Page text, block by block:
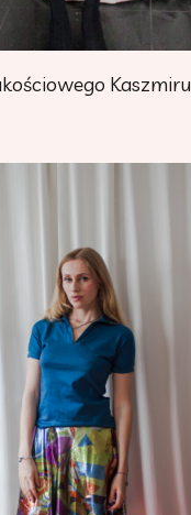
Dodaj Do KoszykaKaszmiru